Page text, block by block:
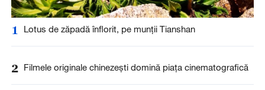
1 Lotus de zăpadă înflorit, pe munții Tianshan
2 Filmele originale chinezești domină piața cinematografică